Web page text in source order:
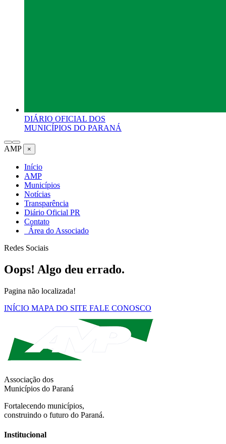
DIÁRIO OFICIAL DOS
MUNICÍPIOS DO PARANÁ
AMP ×
Início
AMP
Municípios
Notícias
Transparência
Diário Oficial PR
Contato
Área do Associado
Redes Sociais
Oops! Algo deu errado.
Pagina não localizada!
INÍCIO MAPA DO SITE FALE CONOSCO
Associação dos
Municípios do Paraná
Fortalecendo municípios,
construindo o futuro do Paraná.
Institucional